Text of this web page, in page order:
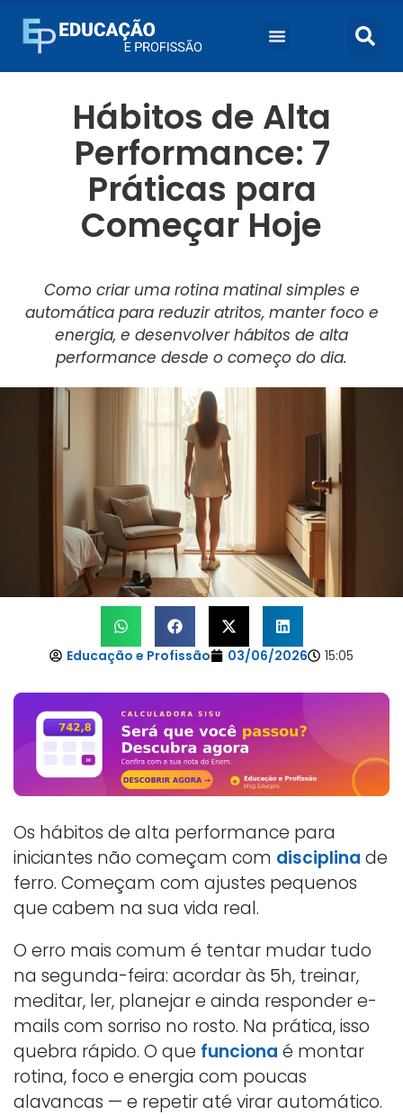
Hábitos de Alta
Performance: 7
Práticas para
Começar Hoje
Como criar uma rotina matinal simples e
automática para reduzir atritos, manter foco e
energia, e desenvolver hábitos de alta
performance desde o começo do dia.
Educação e Profissão 03/06/2026 15:05
Os hábitos de alta performance para
iniciantes não começam com disciplina de
ferro. Começam com ajustes pequenos
que cabem na sua vida real.
O erro mais comum é tentar mudar tudo
na segunda-feira: acordar às 5h, treinar,
meditar, ler, planejar e ainda responder e-
mails com sorriso no rosto. Na prática, isso
quebra rápido. O que funciona é montar
rotina, foco e energia com poucas
alavancas — e repetir até virar automático.